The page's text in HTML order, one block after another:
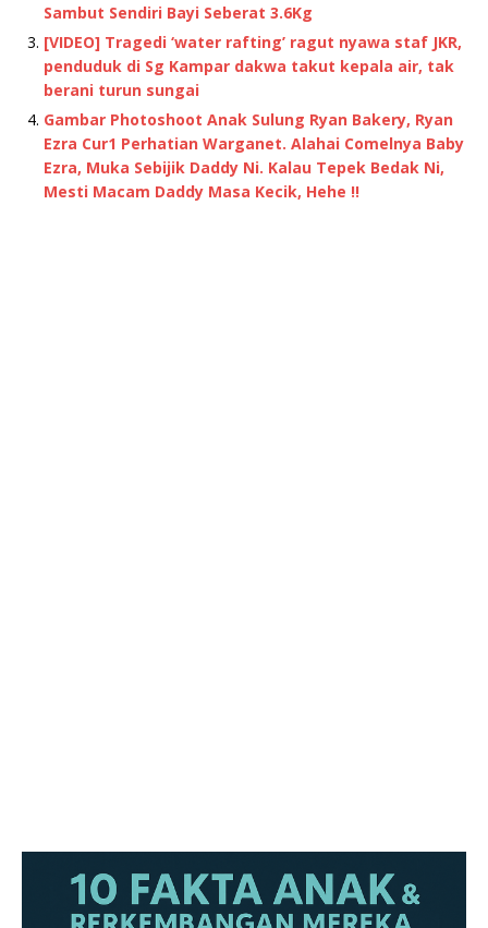
Sambut Sendiri Bayi Seberat 3.6Kg
[VIDEO] Tragedi ‘water rafting’ ragut nyawa staf JKR,
penduduk di Sg Kampar dakwa takut kepala air, tak
berani turun sungai
Gambar Photoshoot Anak Sulung Ryan Bakery, Ryan
Ezra Cur1 Perhatian Warganet. Alahai Comelnya Baby
Ezra, Muka Sebijik Daddy Ni. Kalau Tepek Bedak Ni,
Mesti Macam Daddy Masa Kecik, Hehe !!